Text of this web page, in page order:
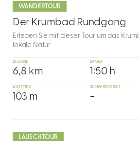
WANDERTOUR
9
Der Krumbad Rundgang
Erleben Sie mit dieser Tour um das
lokale Natur
DISTANZ
6,8 km
DAUER
1:50 h
AUFSTIEG
103 m
SCHWIERIGKEIT
-
LAUSCHTOUR
dazu